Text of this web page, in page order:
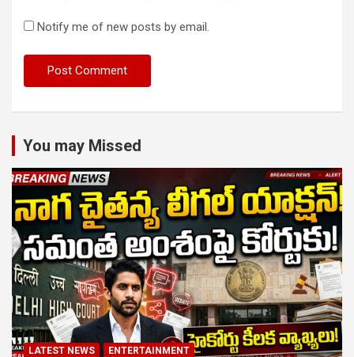
Notify me of new posts by email.
You may Missed
LATEST NEWS ENTERTAINMENT